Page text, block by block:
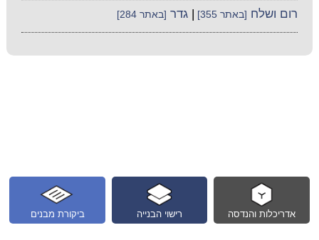
רום ושלח [באתר 355] |גדר [באתר 284]
ביקורת מבנים רישוי הבנייה אדריכלות והנדסה